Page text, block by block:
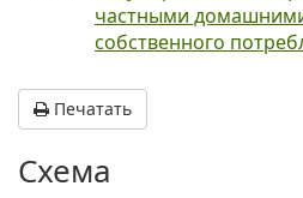
частными
собственного
Печатать
Схема